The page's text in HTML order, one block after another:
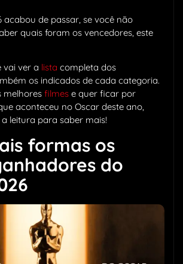
acabou de passar, se você não
quais foram os vencedores, este
vai ver a lista completa dos
os indicados de cada categoria.
melhores filmes e quer ficar por
aconteceu no Oscar deste ano,
leitura para saber mais!
formas os
do